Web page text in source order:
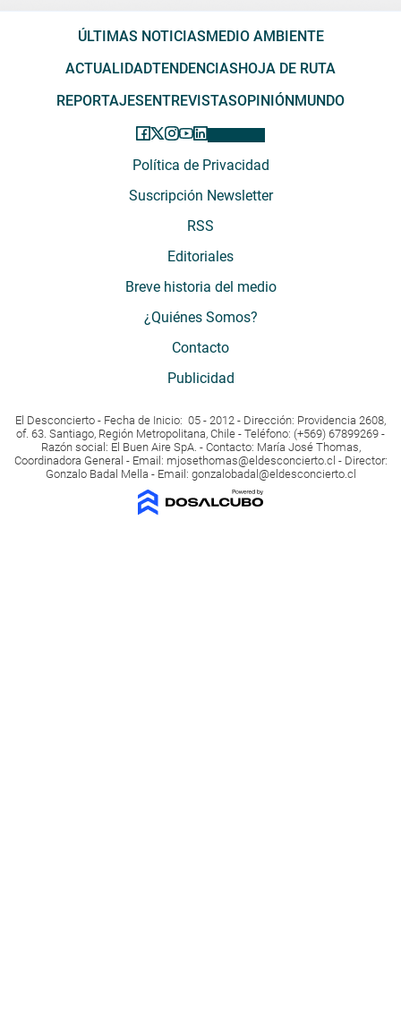
ÚLTIMAS NOTICIASMEDIO AMBIENTE
ACTUALIDADTENDENCIASHOJA DE RUTA
REPORTAJESENTREVISTASOPINIÓNMUNDO
Política de Privacidad
Suscripción Newsletter
RSS
Editoriales
Breve historia del medio
¿Quiénes Somos?
Contacto
Publicidad
El Desconcierto - Fecha de Inicio: 05 - 2012 - Dirección: Providencia 2608,
of. 63. Santiago, Región Metropolitana, Chile - Teléfono: (+569) 67899269 -
Razón social: El Buen Aire SpA. - Contacto: María José Thomas,
Coordinadora General - Email: mjosethomas@eldesconcierto.cl - Director:
Gonzalo Badal Mella - Email: gonzalobadal@eldesconcierto.cl